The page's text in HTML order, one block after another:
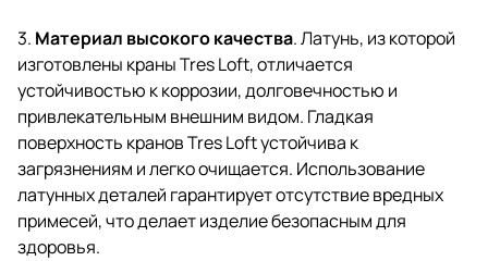
3. Материал высокого качества. Латунь, из которой
изготовлены краны Tres Loft, отличается
устойчивостью к коррозии, долговечностью и
привлекательным внешним видом. Гладкая
поверхность кранов Tres Loft устойчива к
загрязнениям и легко очищается. Использование
латунных деталей гарантирует отсутствие вредных
примесей, что делает изделие безопасным для
здоровья.